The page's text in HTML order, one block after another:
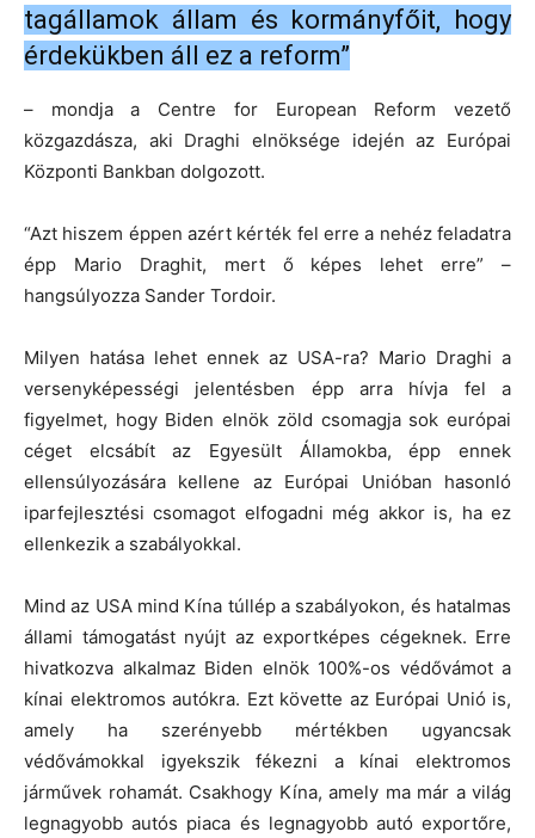
tagállamok állam és kormányfőit, hogy
érdekükben áll ez a reform”
– mondja a Centre for European Reform vezető
közgazdásza, aki Draghi elnöksége idején az Európai
Központi Bankban dolgozott.
“Azt hiszem éppen azért kérték fel erre a nehéz feladatra
épp Mario Draghit, mert ő képes lehet erre” –
hangsúlyozza Sander Tordoir.
Milyen hatása lehet ennek az USA-ra? Mario Draghi a
versenyképességi jelentésben épp arra hívja fel a
figyelmet, hogy Biden elnök zöld csomagja sok európai
céget elcsábít az Egyesült Államokba, épp ennek
ellensúlyozására kellene az Európai Unióban hasonló
iparfejlesztési csomagot elfogadni még akkor is, ha ez
ellenkezik a szabályokkal.
Mind az USA mind Kína túllép a szabályokon, és hatalmas
állami támogatást nyújt az exportképes cégeknek. Erre
hivatkozva alkalmaz Biden elnök 100%-os védővámot a
kínai elektromos autókra. Ezt követte az Európai Unió is,
amely ha szerényebb mértékben ugyancsak
védővámokkal igyekszik fékezni a kínai elektromos
járművek rohamát. Csakhogy Kína, amely ma már a világ
legnagyobb autós piaca és legnagyobb autó exportőre,